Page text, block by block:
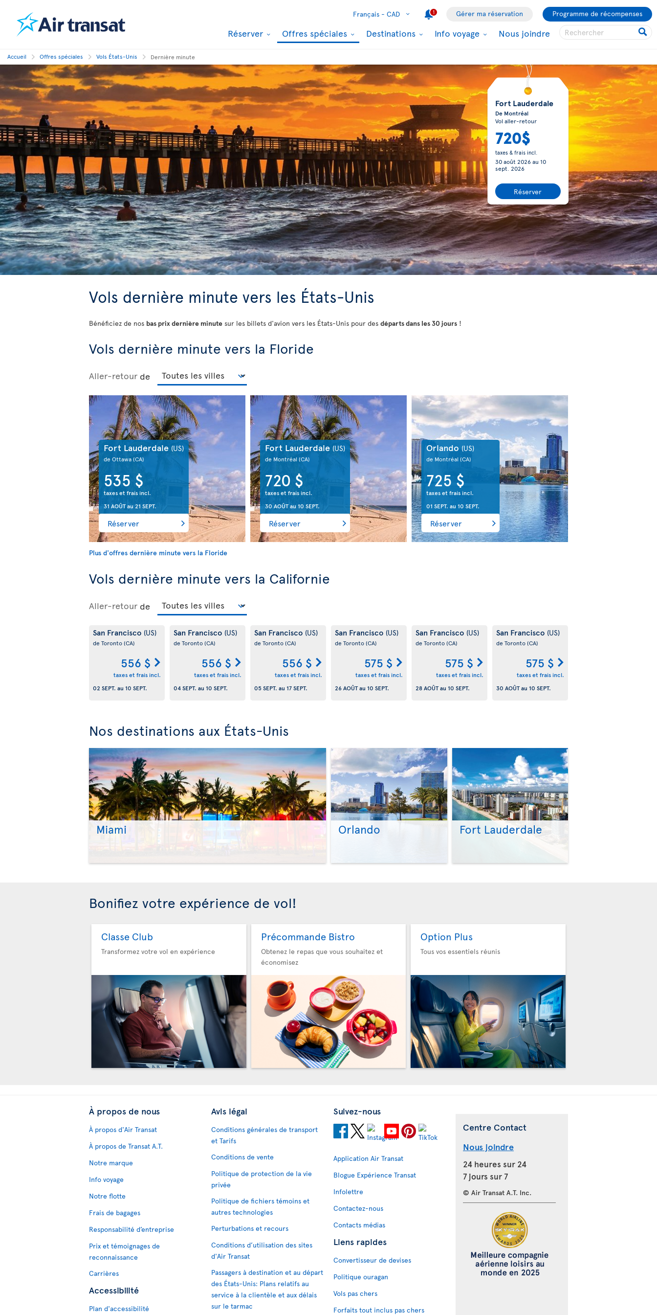
Français - CAD 1 Gérer ma réservation Programme de récompenses
Réserver Offres spéciales Destinations Info voyage Nous joindre
Accueil Offres spéciales Vols États-Unis Dernière minute
Fort Lauderdale
De Montréal
Vol aller-retour
720$
taxes & frais incl.
30 août 2026au 10
sept. 2026
Réserver
Vols dernière minute vers les États-Unis
Bénéficiez de nos bas prix dernière minute sur les billets d'avion vers les États-Unis pour des départs dans les 30 jours !
Vols dernière minute vers la Floride
Aller-retour de
Fort Lauderdale (US)
de Ottawa(CA)
535 $
taxes et frais incl.
31 AOÛTau 21 SEPT.
Réserver
Fort Lauderdale (US)
de Montréal(CA)
720 $
taxes et frais incl.
30 AOÛTau 10 SEPT.
Réserver
Orlando (US)
de Montréal(CA)
725 $
taxes et frais incl.
01 SEPT. au 10 SEPT.
Réserver
Plus d'offres dernière minute vers la Floride
Vols dernière minute vers la Californie
Aller-retour de
San Francisco (US)
de Toronto(CA)
556 $
taxes et frais incl.
02 SEPT. au 10 SEPT.
San Francisco (US)
de Toronto(CA)
556 $
taxes et frais incl.
04 SEPT. au 10 SEPT.
San Francisco (US)
de Toronto(CA)
556 $
taxes et frais incl.
05 SEPT. au 17 SEPT.
San Francisco (US)
de Toronto(CA)
575 $
taxes et frais incl.
26 AOÛTau 10 SEPT.
San Francisco (US)
de Toronto(CA)
575 $
taxes et frais incl.
28 AOÛTau 10 SEPT.
San Francisco (US)
de Toronto(CA)
575 $
taxes et frais incl.
30 AOÛTau 10 SEPT.
Nos destinations aux États-Unis
Miami Orlando Fort Lauderdale
Bonifiez votre expérience de vol!
Classe Club
Transformez votre vol en expérience
Précommande Bistro
Obtenez le repas que vous souhaitez et
économisez
Option Plus
Tous vos essentiels réunis
À propos de nous
À propos d'Air Transat
À propos de Transat A.T.
Notre marque
Info voyage
Notre flotte
Frais de bagages
Responsabilité d’entreprise
Prix et témoignages de
reconnaissance
Carrières
Accessibilité
Plan d'accessibilité
Avis légal
Conditions générales de transport
et Tarifs
Conditions de vente
Politique de protection de la vie
privée
Politique de fichiers témoins et
autres technologies
Perturbations et recours
Conditions d’utilisation des sites
d'Air Transat
Passagers à destination et au départ
des États-Unis: Plans relatifs au
service à la clientèle et aux délais
sur le tarmac
Suivez-nous
Application Air Transat
Blogue Expérience Transat
Infolettre
Contactez-nous
Contacts médias
Liens rapides
Convertisseur de devises
Politique ouragan
Vols pas chers
Forfaits tout inclus pas chers
Centre Contact
Nous joindre
24 heures sur 24
7 jours sur 7
© Air Transat A.T. Inc.